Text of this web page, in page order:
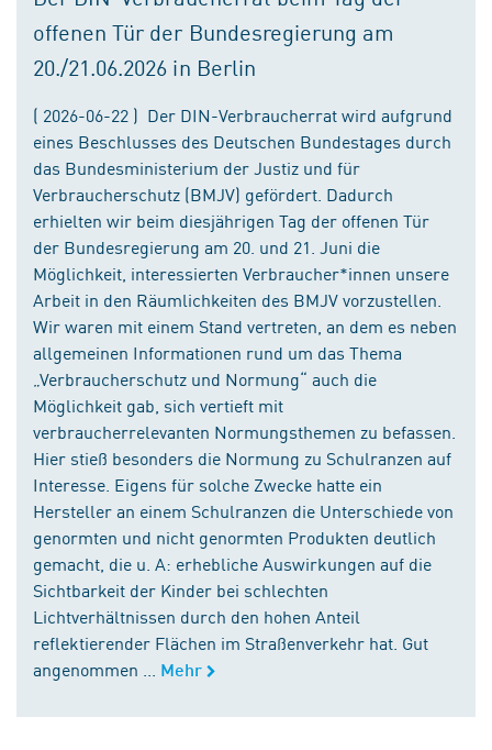
offenen Tür der Bundesregierung am
20./21.06.2026 in Berlin
( 2026-06-22 ) Der DIN-Verbraucherrat wird aufgrund
eines Beschlusses des Deutschen Bundestages durch
das Bundesministerium der Justiz und für
Verbraucherschutz (BMJV) gefördert. Dadurch
erhielten wir beim diesjährigen Tag der offenen Tür
der Bundesregierung am 20. und 21. Juni die
Möglichkeit, interessierten Verbraucher*innen unsere
Arbeit in den Räumlichkeiten des BMJV vorzustellen.
Wir waren mit einem Stand vertreten, an dem es neben
allgemeinen Informationen rund um das Thema
„Verbraucherschutz und Normung“ auch die
Möglichkeit gab, sich vertieft mit
verbraucherrelevanten Normungsthemen zu befassen.
Hier stieß besonders die Normung zu Schulranzen auf
Interesse. Eigens für solche Zwecke hatte ein
Hersteller an einem Schulranzen die Unterschiede von
genormten und nicht genormten Produkten deutlich
gemacht, die u. A: erhebliche Auswirkungen auf die
Sichtbarkeit der Kinder bei schlechten
Lichtverhältnissen durch den hohen Anteil
reflektierender Flächen im Straßenverkehr hat. Gut
angenommen ...
Mehr